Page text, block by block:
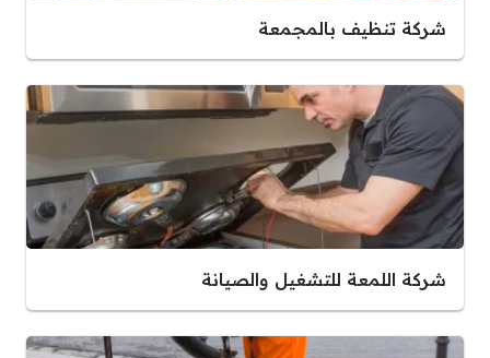
شركة تنظيف بالمجمعة
شركة اللمعة للتشغيل والصيانة